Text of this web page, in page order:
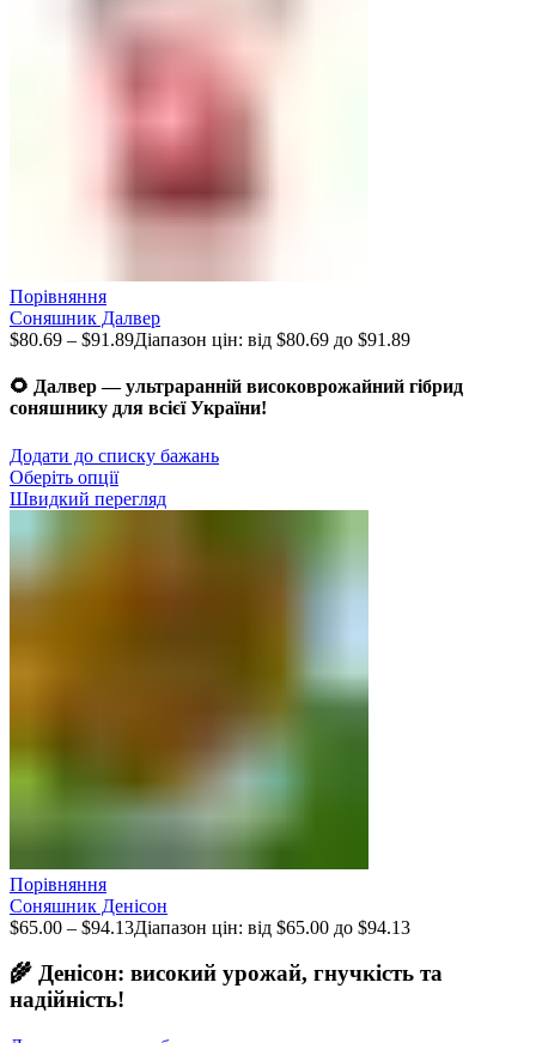
Порівняння
Соняшник Далвер
$80.69 – $91.89Діапазон цін: від $80.69 до $91.89
🌻 Далвер — ультраранній високоврожайний гібрид
соняшнику для всієї України!
Додати до списку бажань
Оберіть опції
Швидкий перегляд
Порівняння
Соняшник Денісон
$65.00 – $94.13Діапазон цін: від $65.00 до $94.13
🌾 Денісон: високий урожай, гнучкість та
надійність!